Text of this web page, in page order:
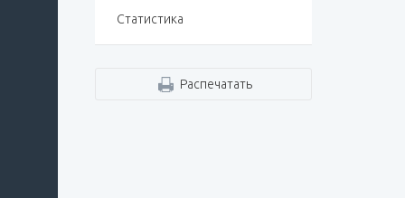
Статистика
Распечатать